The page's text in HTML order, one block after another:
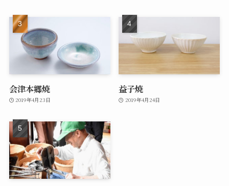
会津本郷焼
2019年4月23日
益子焼
2019年4月24日